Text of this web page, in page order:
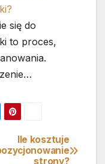
się do
to proces,
Ile kosztuje
strony?